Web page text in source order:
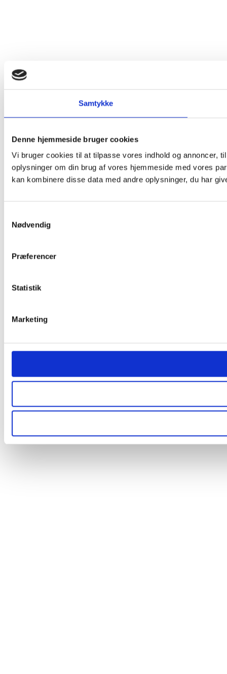
Samtykke
Denne hjemmeside bruger cookies
Vi bruger cookies til at tilpasse vores indhold og annoncer,
oplysninger om din brug af vores hjemmeside med vores
kan kombinere disse data med andre oplysninger, du har
Nødvendig
Præferencer
Statistik
Marketing